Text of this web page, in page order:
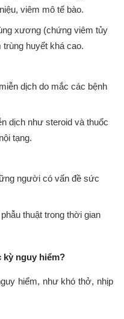
viêm mô tế bào.
xương (chứng viêm tủy
huyết khá cao.
dịch do mắc các bệnh
dịch như steroid và thuốc
tạng.
người có vấn đề sức
thuật trong thời gian
kỳ nguy hiểm?
hiểm, như khó thở, nhịp